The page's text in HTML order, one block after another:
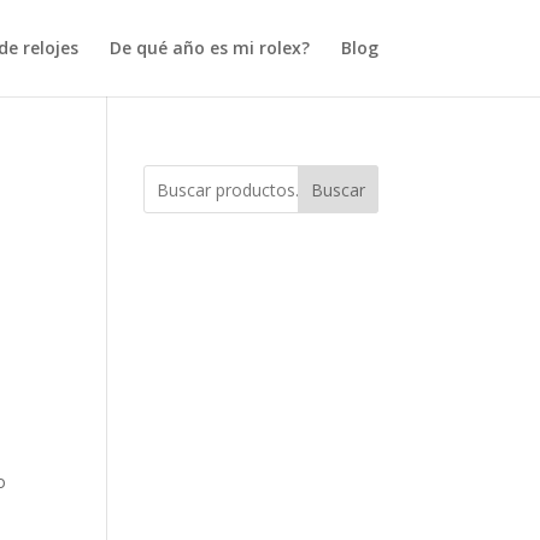
relojes De qué año es mi rolex? Blog
Buscar